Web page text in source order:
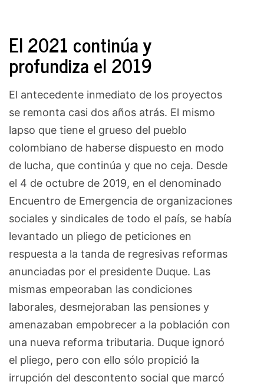
El 2021 continúa y
profundiza el 2019
El antecedente inmediato de los proyectos
se remonta casi dos años atrás. El mismo
lapso que tiene el grueso del pueblo
colombiano de haberse dispuesto en modo
de lucha, que continúa y que no ceja. Desde
el 4 de octubre de 2019, en el denominado
Encuentro de Emergencia de organizaciones
sociales y sindicales de todo el país, se había
levantado un pliego de peticiones en
respuesta a la tanda de regresivas reformas
anunciadas por el presidente Duque. Las
mismas empeoraban las condiciones
laborales, desmejoraban las pensiones y
amenazaban empobrecer a la población con
una nueva reforma tributaria. Duque ignoró
el pliego, pero con ello sólo propició la
irrupción del descontento social que marcó